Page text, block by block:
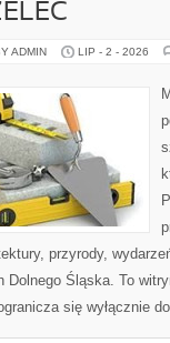
ADMIN LIP - 2 - 2026
przyrody,
Dolnego Śląska. To
się wyłącznie